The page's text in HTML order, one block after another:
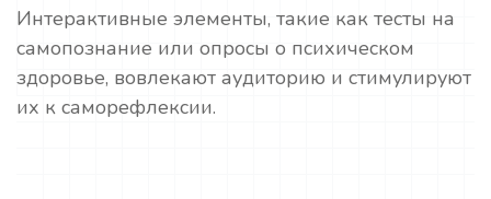
Интерактивные элементы, такие как тесты на
самопознание или опросы о психическом
здоровье, вовлекают аудиторию и стимулируют
их к саморефлексии.